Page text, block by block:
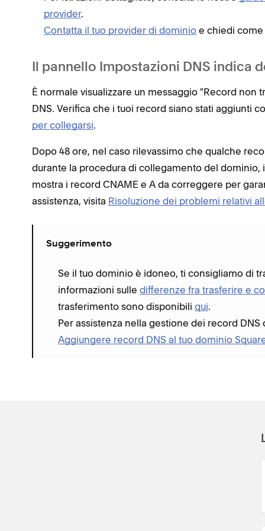
provider.
Contatta il tuo provider di dominio e chiedi
Il pannello Impostazioni DNS indica
È normale visualizzare un messaggio "Record
DNS. Verifica che i tuoi record siano stati aggiunti
per collegarsi.
Dopo 48 ore, nel caso rilevassimo che qualche
durante la procedura di collegamento del
mostra i record CNAME e A da correggere per
assistenza, visita Risoluzione dei problemi relativi
Suggerimento
Se il tuo dominio è idoneo, ti consigliamo di
informazioni sulle differenze fra trasferire e
trasferimento sono disponibili qui.
Per assistenza nella gestione dei record
Aggiungere record DNS al tuo dominio